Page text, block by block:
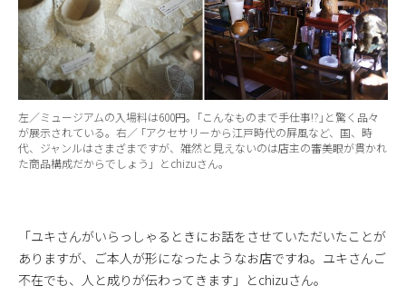
左／ミュージアムの入場料は600円。｢こんなものまで手仕事!?｣と驚く品々
が展示されている。右／ ｢アクセサリーから江戸時代の屛風など、国、時
代、ジャンルはさまざまですが、雑然と見えないのは店主の審美眼が貫かれ
た商品構成だからでしょう」とchizuさん。
「ユキさんがいらっしゃるときにお話をさせていただいたことが
ありますが、ご本人が形になったようなお店ですね。ユキさんご
不在でも、人と成りが伝わってきます」とchizuさん。